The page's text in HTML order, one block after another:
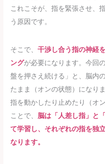
これこそが、指を緊張させ、
う原因です。
そこで、干渉し合う指の神経
ングが必要になります。今回
盤を押さえ続ける」と、脳内
たまま（オンの状態）になり
指を動かしたり止めたり（オ
ことで、 脳は「人差し指」と
て学習し、それぞれの指を独
なります。